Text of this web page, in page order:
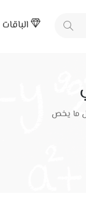
الباقات
ما يخص